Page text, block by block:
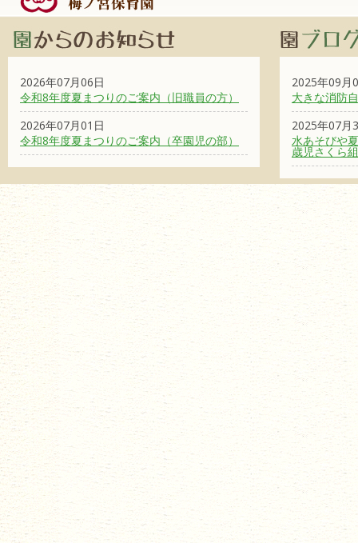
2026年07月06日
令和8年度夏まつりのご案内（旧職員の方）
2026年07月01日
令和8年度夏まつりのご案内（卒園児の部）
2025年09月
大きな消防
2025年07月
水あそびや
歳児さくら